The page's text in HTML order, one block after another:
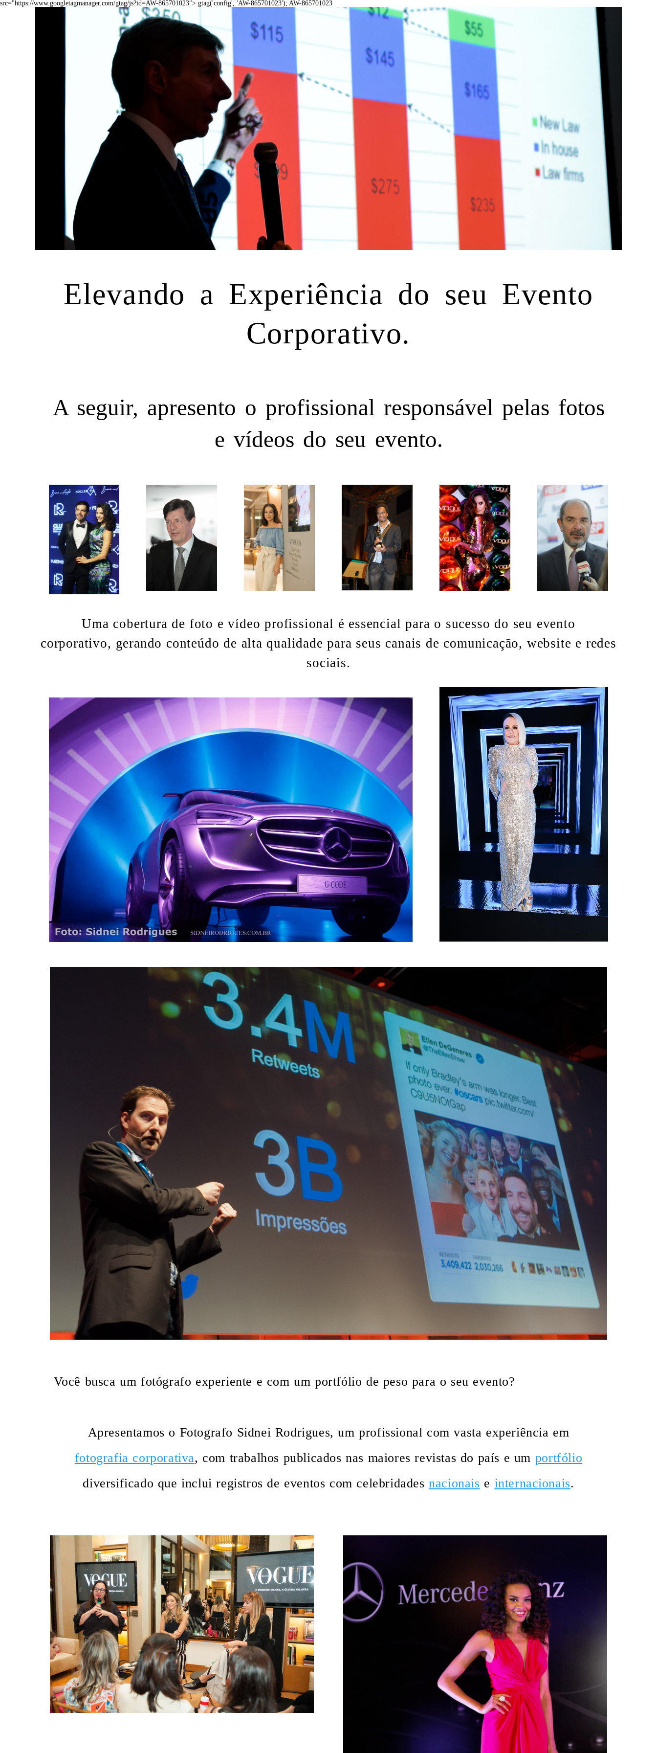
src="https://www.googletagmanager.com/gtag/js?id=AW-865701023"> gtag('config', 'AW-865701023'); AW-865701023
Elevando a Experiência do seu Evento
Corporativo.
A seguir, apresento o profissional responsável pelas fotos
e vídeos do seu evento.
Uma cobertura de foto e vídeo profissional é essencial para o sucesso do seu evento
corporativo, gerando conteúdo de alta qualidade para seus canais de comunicação, website e redes
sociais.
Você busca um fotógrafo experiente e com um portfólio de peso para o seu evento?
Apresentamos o Fotografo Sidnei Rodrigues, um profissional com vasta experiência em
fotografia corporativa, com trabalhos publicados nas maiores revistas do país e um portfólio
diversificado que inclui registros de eventos com celebridades nacionais e internacionais.